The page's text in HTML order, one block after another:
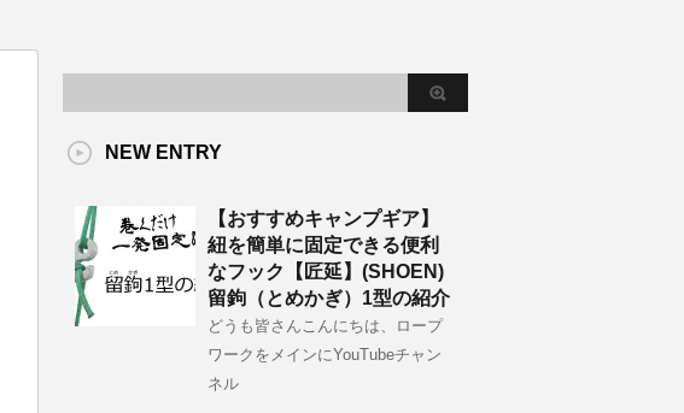
NEW ENTRY
【おすすめキャンプギア】
紐を簡単に固定できる便利
なフック【匠延】(SHOEN)
留鉤（とめかぎ）1型の紹介
どうも皆さんこんにちは、ロープ
ワークをメインにYouTubeチャン
ネル